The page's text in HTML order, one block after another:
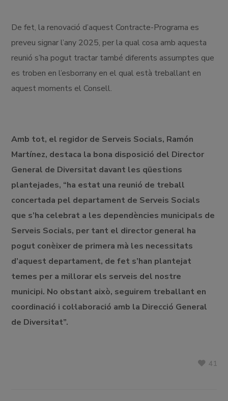
De fet, la renovació d’aquest Contracte-Programa es
preveu signar l’any 2025, per la qual cosa amb aquesta
reunió s’ha pogut tractar també diferents assumptes que
es troben en l’esborrany en el qual està treballant en
aquest moments el Consell.
Amb tot, el regidor de Serveis Socials, Ramón
Martínez, destaca la bona disposició del Director
General de Diversitat davant les qüestions
plantejades, “ha estat una reunió de treball
concertada pel departament de Serveis Socials
que s’ha celebrat a les dependències municipals de
Serveis Socials, per tant el director general ha
pogut conèixer de primera mà les necessitats
d’aquest departament, de fet s’han plantejat
temes per a millorar els serveis del nostre
municipi. No obstant això, seguirem treballant en
coordinació i col·laboració amb la Direcció General
de Diversitat”.
41